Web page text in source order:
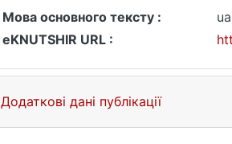
Мова основного тексту :
ua
eKNUTSHIR URL :
Додаткові дані публікації